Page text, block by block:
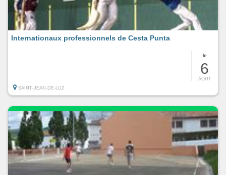
le
6
AOUT
Internationaux professionnels de Cesta Punta
SAINT-JEAN-DE-LUZ